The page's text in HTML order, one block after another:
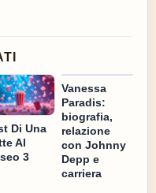
Di Una
Al
3
Vanessa
Paradis:
biografia,
relazione
con Johnny
Depp e
carriera